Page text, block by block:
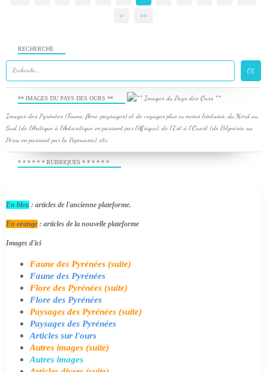
> >>
RECHERCHE
** IMAGES DU PAYS DES OURS **
Images des Pyrénées (Faune, flore, paysages) et de voyages plus ou moins lointains, du Nord au
Sud (de l'Arctique à l'Antarctique en passant par l'Afrique), de l'Est à l'Ouest (de Polynésie au
Pérou en passant par la Papouasie), etc.
* * * * * * RUBRIQUES * * * * * *
En bleu : articles de l'ancienne plateforme.
En orange : articles de la nouvelle plateforme
Images d'ici
Faune des Pyrénées (suite)
Faune des Pyrénées
Flore des Pyrénées (suite)
Flore des Pyrénées
Paysages des Pyrénées (suite)
Paysages des Pyrénées
Articles sur l'ours
Autres images (suite)
Autres images